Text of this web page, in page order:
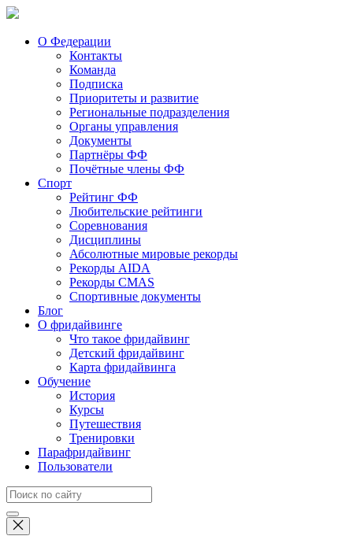
О Федерации
Контакты
Команда
Подписка
Приоритеты и развитие
Региональные подразделения
Органы управления
Документы
Партнёры ФФ
Почётные члены ФФ
Спорт
Рейтинг ФФ
Любительские рейтинги
Соревнования
Дисциплины
Абсолютные мировые рекорды
Рекорды AIDA
Рекорды CMAS
Спортивные документы
Блог
О фридайвинге
Что такое фридайвинг
Детский фридайвинг
Карта фридайвинга
Обучение
История
Курсы
Путешествия
Тренировки
Парафридайвинг
Пользователи